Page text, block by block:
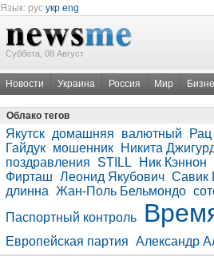
Язык: рус укр eng
Суббота, 08 Август
Новости Украина Россия Мир
Облако тегов
Якутск домашняя валютный Рац
Гайдук мошенник Никита
поздравления
STILL Ник Кэннон
Фирташ Леонид Якубович Савик
длинна Жан-Поль Бельмондо
Паспортный контроль
Европейская партия Александр